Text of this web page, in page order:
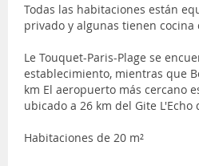
Todas las habitaciones están
privado y algunas tienen cocina
Le Touquet-Paris-Plage se
establecimiento, mientras que
km El aeropuerto más cercano
ubicado a 26 km del Gite L'Echo
Habitaciones de 20 m²